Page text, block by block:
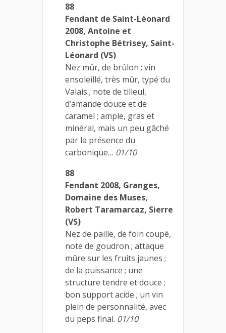
88
Fendant de Saint-Léonard
2008, Antoine et
Christophe Bétrisey, Saint-
Léonard (VS)
Nez mûr, de brûlon ; vin
ensoleillé, très mûr, typé du
Valais ; note de tilleul,
d’amande douce et de
caramel ; ample, gras et
minéral, mais un peu gâché
par la présence du
carbonique… 01/10
88
Fendant 2008, Granges,
Domaine des Muses,
Robert Taramarcaz, Sierre
(VS)
Nez de paille, de foin coupé,
note de goudron ; attaque
mûre sur les fruits jaunes ;
de la puissance ; une
structure tendre et douce ;
bon support acide ; un vin
plein de personnalité, avec
du peps final. 01/10